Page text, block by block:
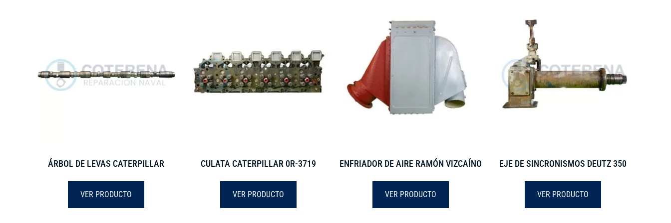
ÁRBOL DE LEVAS CATERPILLAR
VER PRODUCTO
CULATA CATERPILLAR 0R-3719
VER PRODUCTO
ENFRIADOR DE AIRE RAMÓN VIZCAÍNO
VER PRODUCTO
EJE DE SINCRONISMOS DEUTZ 350
VER PRODUCTO